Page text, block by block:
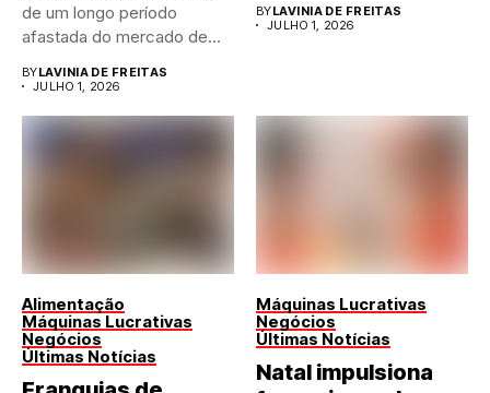
de um longo período
afastada do mercado de...
BYLAVINIA DE FREITAS
JULHO 1, 2026
BYLAVINIA DE FREITAS
JULHO 1, 2026
Alimentação
Máquinas Lucrativas
Negócios
Últimas Notícias
Máquinas Lucrativas
Negócios
Últimas Notícias
Natal impulsiona